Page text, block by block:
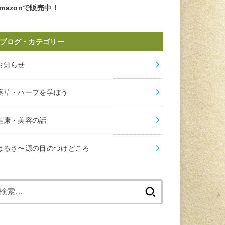
で販売中！
ブログ・カテゴリー
知らせ
草・ハーブを学ぼう
康・美容の話
るさ〜源の目のつけどころ